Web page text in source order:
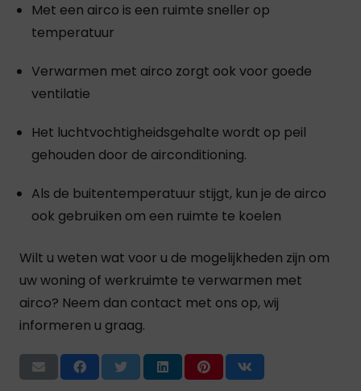
Met een airco is een ruimte sneller op
temperatuur
Verwarmen met airco zorgt ook voor goede
ventilatie
Het luchtvochtigheidsgehalte wordt op peil
gehouden door de airconditioning.
Als de buitentemperatuur stijgt, kun je de airco
ook gebruiken om een ruimte te koelen
Wilt u weten wat voor u de mogelijkheden zijn om
uw woning of werkruimte te verwarmen met
airco? Neem dan contact met ons op, wij
informeren u graag.